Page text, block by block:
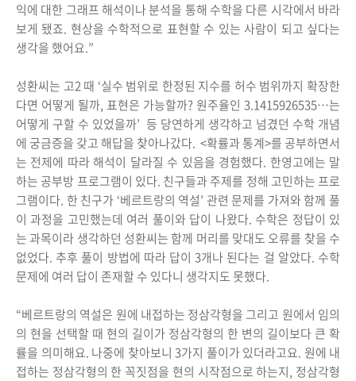
익에 대한 그래프 해석이나 분석을 통해 수학을 다른 시각에서 바라
보게 됐죠. 현상을 수학적으로 표현할 수 있는 사람이 되고 싶다는
생각을 했어요.”
성환씨는 고2 때 ‘실수 범위로 한정된 지수를 허수 범위까지 확장한
다면 어떻게 될까, 표현은 가능할까? 원주율인 3.1415926535…는
어떻게 구할 수 있었을까’ 등 당연하게 생각하고 넘겼던 수학 개념
에 궁금증을 갖고 해답을 찾아나갔다. <확률과 통계>를 공부하면서
는 전제에 따라 해석이 달라질 수 있음을 경험했다. 한영고에는 말
하는 공부방 프로그램이 있다. 친구들과 주제를 정해 고민하는 프로
그램이다. 한 친구가 ‘베르트랑의 역설’ 관련 문제를 가져와 함께 풀
이 과정을 고민했는데 여러 풀이와 답이 나왔다. 수학은 정답이 있
는 과목이라 생각하던 성환씨는 함께 머리를 맞대도 오류를 찾을 수
없었다. 추후 풀이 방법에 따라 답이 3개나 된다는 걸 알았다. 수학
문제에 여러 답이 존재할 수 있다니 생각지도 못했다.
“베르트랑의 역설은 원에 내접하는 정삼각형을 그리고 원에서 임의
의 현을 선택할 때 현의 길이가 정삼각형의 한 변의 길이보다 큰 확
률을 의미해요. 나중에 찾아보니 3가지 풀이가 있더라고요. 원에 내
접하는 정삼각형의 한 꼭짓점을 현의 시작점으로 하는지, 정삼각형